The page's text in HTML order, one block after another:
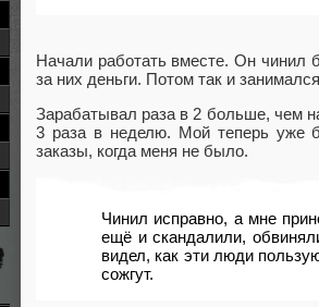
Начали работать вместе. Он чинил
за них деньги. Потом так и
Зарабатывал раза в 2 больше, чем
3 раза в неделю. Мой теперь уже
заказы, когда меня не было.
Чинил исправно, а мне
ещё и скандалили,
видел, как эти люди
сожгут.